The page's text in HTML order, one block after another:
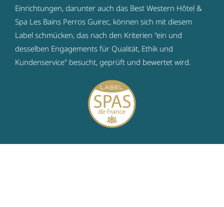
Einrichtungen, darunter auch das Best Western Hôtel &
Spa Les Bains Perros Guirec, können sich mit diesem
Label schmücken, das nach den Kriterien "ein und
desselben Engagements für Qualität, Ethik und
Kundenservice" besucht, geprüft und bewertet wird.